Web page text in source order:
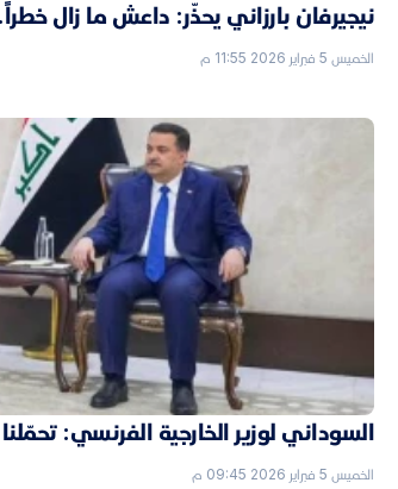
نيجيرفان بارزاني يحذّر: داعش ما زال
الخميس 5 فبراير 2026 11:55 م
السوداني لوزير الخارجية الفرنسي:
الخميس 5 فبراير 2026 09:45 م